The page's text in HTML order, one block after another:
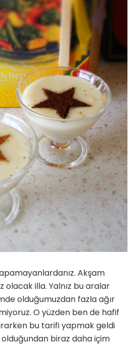
Akşam
olacak illa. Yalnız bu aralar
olduğumuzdan fazla ağır
O yüzden ben de hafif
bu tarifi yapmak geldi
biraz daha içim